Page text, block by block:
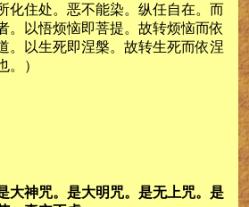
化住处。恶不能染。纵任自在。而
。以悟烦恼即菩提。故转烦恼而依
。以生死即涅槃。故转生死而依涅
。）
大神咒。是大明咒。是无上咒。是